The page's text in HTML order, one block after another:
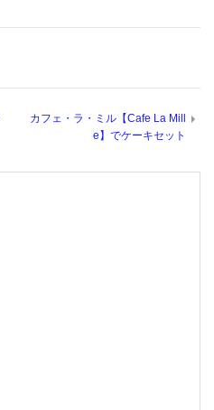
カフェ・ラ・ミル【Cafe La Mill
e】でケーキセット